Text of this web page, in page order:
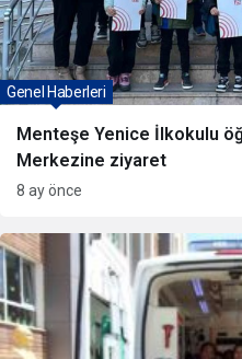
Menteşe Yenice İlkokulu
Merkezine ziyaret
Genel Haberleri
8 ay önce